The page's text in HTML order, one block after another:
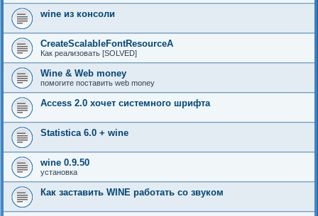
wine из консоли
CreateScalableFontResourceA
Как реализовать [SOLVED]
Wine & Web money
помогите поставить web money
Access 2.0 хочет системного шрифта
Statistica 6.0 + wine
wine 0.9.50
установка
Как заставить WINE работать со звуком